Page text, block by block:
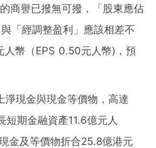
商譽已撥無可撥，「股東應佔
「經調整盈利」應該相差不
人幣（EPS 0.50元人幣)，預
淨現金與現金等價物，高達
期金融資產11.6億元人
金及等價物折合25.8億港元